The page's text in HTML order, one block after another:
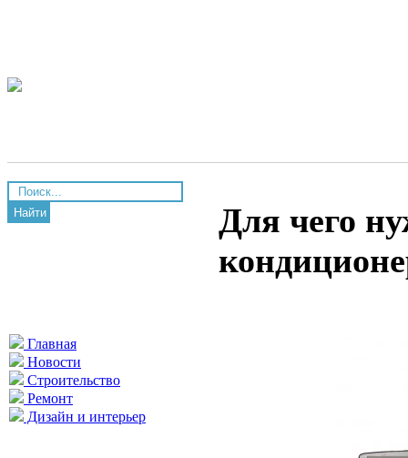
Найти
Главная
Новости
Строительство
Ремонт
Дизайн и интерьер
Для чего